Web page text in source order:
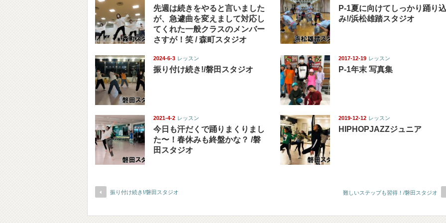
先週は続きをやると言いました
が、急遽曲を変えまして対応し
てくれた一般クラスのメンバー
さすが！笑 / 森町スタジオ
P-1夏に向けてしっかり踊り込
み!/浜松雄踏スタジオ
2024-6-3 レッスン
振り付け続き!/磐田スタジオ
2017-12-19 レッスン
P-1年末 写真集
2021-4-2 レッスン
今日も汗だくで踊りまくりまし
た〜！春休みも終盤かな？ /磐
田スタジオ
2019-12-12 レッスン
HIPHOPJAZZジュニア
振り付け続き!/磐田スタジオ 難しいステップも習得！/磐田スタジオ